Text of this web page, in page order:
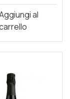
al